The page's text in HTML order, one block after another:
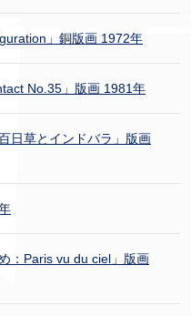
」銅版画 1972年
No.35」版画 1981年
日草とインドバラ」版画
：Paris vu du ciel」版画